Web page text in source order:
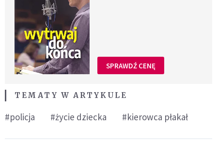
SPRAWDŹ CENĘ
TEMATY W ARTYKULE
#policja #życie dziecka #kierowca płakał